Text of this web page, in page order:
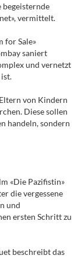
begeisternde
vermittelt.
for Sale»
saniert
und vernetzt
von Kindern
Diese sollen
handeln, sondern
«Die Pazifistin»
die vergessene
und
ersten Schritt zu
beschreibt das